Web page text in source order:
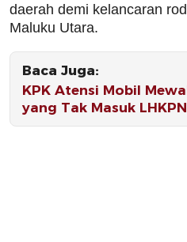
daerah demi kelancaran
Maluku Utara.
Baca Juga:
KPK Atensi Mobil
yang Tak Masuk LHKPN